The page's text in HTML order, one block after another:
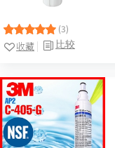
(3)
比较
收藏